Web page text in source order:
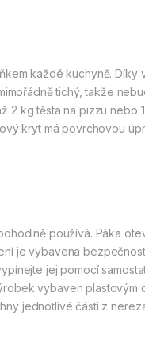
každé kuchyně.
tichý, takže
kg těsta na pizzu nebo
kryt má povrchovou
používá. Páka
je vybavena
jej pomocí
vybaven plastovým
jednotlivé části z